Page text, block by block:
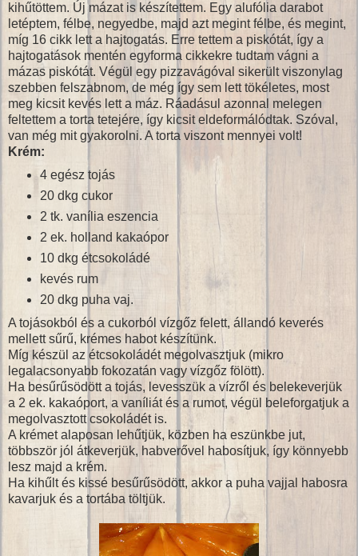
kihűtöttem. Új mázat is készítettem. Egy alufólia darabot
letéptem, félbe, negyedbe, majd azt megint félbe, és megint,
míg 16 cikk lett a hajtogatás. Erre tettem a piskótát, így a
hajtogatások mentén egyforma cikkekre tudtam vágni a
mázas piskótát. Végül egy pizzavágóval sikerült viszonylag
szebben felszabnom, de még így sem lett tökéletes, most
meg kicsit kevés lett a máz. Ráadásul azonnal melegen
feltettem a torta tetejére, így kicsit eldeformálódtak. Szóval,
van még mit gyakorolni. A torta viszont mennyei volt!
Krém:
4 egész tojás
20 dkg cukor
2 tk. vanília eszencia
2 ek. holland kakaópor
10 dkg étcsokoládé
kevés rum
20 dkg puha vaj.
A tojásokból és a cukorból vízgőz felett, állandó keverés
mellett sűrű, krémes habot készítünk.
Míg készül az étcsokoládét megolvasztjuk (mikro
legalacsonyabb fokozatán vagy vízgőz fölött).
Ha besűrűsödött a tojás, levesszük a vízről és belekeverjük
a 2 ek. kakaóport, a vaníliát és a rumot, végül beleforgatjuk a
megolvasztott csokoládét is.
A krémet alaposan lehűtjük, közben ha eszünkbe jut,
többször jól átkeverjük, habverővel habosítjuk, így könnyebb
lesz majd a krém.
Ha kihűlt és kissé besűrűsödött, akkor a puha vajjal habosra
kavarjuk és a tortába töltjük.